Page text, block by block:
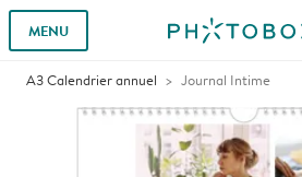
MENU
A3 Calendrier annuel Journal Intime